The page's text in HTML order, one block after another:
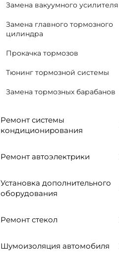
Замена вакуумного усилителя
Замена главного тормозного
цилиндра
Прокачка тормозов
Тюнинг тормозной системы
Замена тормозных барабанов
Ремонт системы
кондиционирования
Ремонт автоэлектрики
Установка дополнительного
оборудования
Ремонт стекол
Шумоизоляция автомобиля